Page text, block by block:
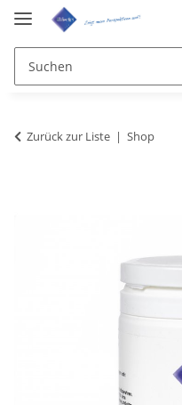
Zurück zur Liste Shop